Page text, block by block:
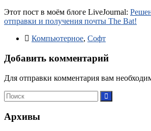
Этот пост в моём блоге LiveJournal:
отправки и получения почты The Bat!
Компьютерное, Софт
Добавить комментарий
Для отправки комментария вам
Архивы